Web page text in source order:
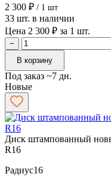
2 300 ₽ / 1 шт
33 шт. в наличии
Цена 2 300 ₽ за 1 шт.
−
В корзину
Под заказ ~7 дн.
Новые
Диск штампованный
R16
Радиус16